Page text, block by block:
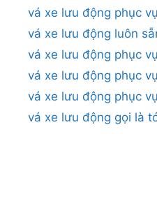
vá xe lưu động phục
vá xe lưu động luôn
vá xe lưu động phục
vá xe lưu động phục
vá xe lưu động phục
vá xe lưu động gọi là